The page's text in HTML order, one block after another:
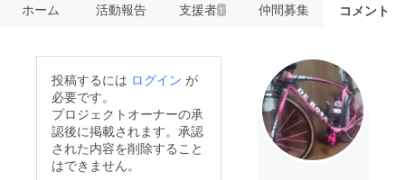
ホーム 活動報告 支援者 1 仲間募集 コメント
投稿するには ログイン が
必要です。
プロジェクトオーナーの承
認後に掲載されます。承認
された内容を削除すること
はできません。